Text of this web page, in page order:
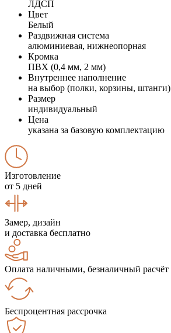
ЛДСП
Цвет
Белый
Раздвижная система
алюминиевая, нижнеопорная
Кромка
ПВХ (0,4 мм, 2 мм)
Внутреннее наполнение
на выбор (полки, корзины, штанги)
Размер
индивидуальный
Цена
указана за базовую комплектацию
Изготовление
от 5 дней
Замер, дизайн
и доставка бесплатно
Оплата наличными, безналичный расчёт
Беспроцентная рассрочка